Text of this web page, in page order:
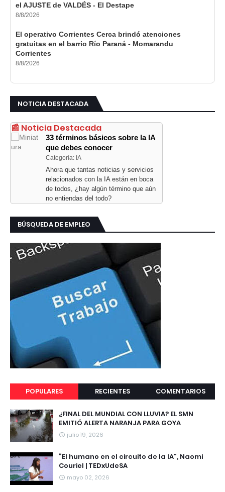
el AJUSTE de VALDÉS - El Destape
8/8/2026
El operativo Corrientes Cerca brindó atenciones
gratuitas en el barrio Río Paraná - Momarandu
Corrientes
8/8/2026
NOTICIA DESTACADA
📰 Noticia Destacada
33 términos básicos sobre la IA
que debes conocer
Categoría: IA
Ahora que tantas noticias y servicios
relacionados con la IA están en boca
de todos, ¿hay algún término que aún
no entiendas del todo?
BÚSQUEDA DE EMPLEO
POPULARES RECIENTES COMENTARIOS
¿FINAL DEL MUNDIAL CON LLUVIA? EL SMN
EMITIÓ ALERTA NARANJA PARA GOYA
julio 19, 2026
“El humano en el circuito de la IA”, Naomi
Couriel | TEDxUdeSA
mayo 02, 2026